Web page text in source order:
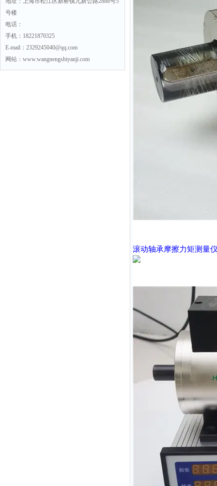
号楼
电话：
手机：18221870325
E-mail：2329245040@qq.com
网站：www.wangnengshiyanji.com
滚动轴承摩擦力矩测量